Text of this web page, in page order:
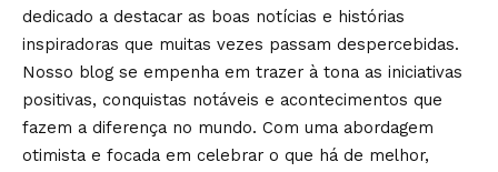
dedicado a destacar as boas notícias e histórias
inspiradoras que muitas vezes passam despercebidas.
Nosso blog se empenha em trazer à tona as iniciativas
positivas, conquistas notáveis e acontecimentos que
fazem a diferença no mundo. Com uma abordagem
otimista e focada em celebrar o que há de melhor,